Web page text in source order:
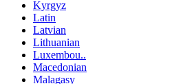
Kyrgyz
Latin
Latvian
Lithuanian
Luxembou..
Macedonian
Malagasy